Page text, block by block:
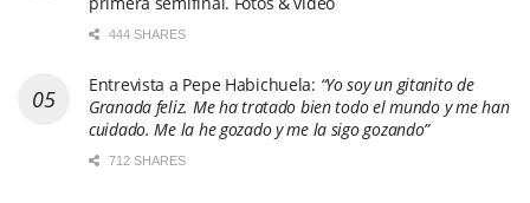
444 SHARES
Entrevista a Pepe Habichuela: “Yo soy un gitanito de
Granada feliz. Me ha tratado bien todo el mundo y me han
cuidado. Me la he gozado y me la sigo gozando”
712 SHARES